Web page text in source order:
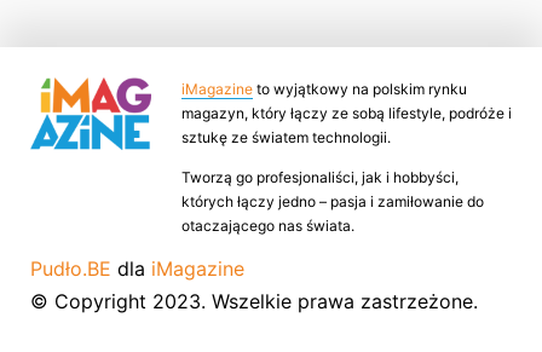
iMagazine to wyjątkowy na polskim rynku
magazyn, który łączy ze sobą lifestyle, podróże i
sztukę ze światem technologii.
Tworzą go profesjonaliści, jak i hobbyści,
których łączy jedno – pasja i zamiłowanie do
otaczającego nas świata.
Pudło.BE dla iMagazine
© Copyright 2023. Wszelkie prawa zastrzeżone.